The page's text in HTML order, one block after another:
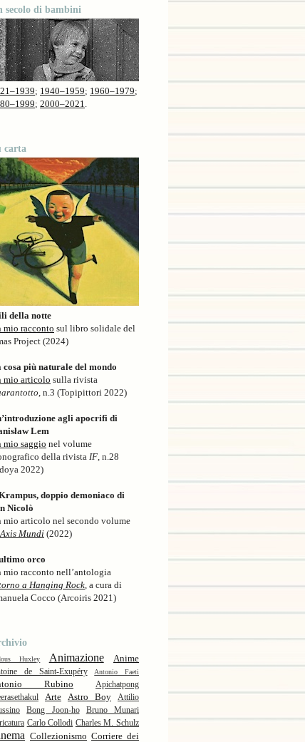
secolo di bambini
; 1940–1959; 1960–1979;
; 2000–2021
carta
della notte
mio racconto sul libro solidale del
Project (2024)
cosa più naturale del mondo
mio articolo sulla rivista
, n.3 (Topipittori 2022)
agli apocrifi di
Lem
mio saggio nel volume
della rivista IF , n.28
2022)
doppio demoniaco di
Nicolò
mio articolo nel secondo volume
Axis Mundi (2022)
orco
mio racconto nell’antologia
a Hanging Rock , a cura di
Cocco (Arcoiris 2021)
Huxley Animazione Anime
de Saint-Exupéry Antonio Faeti
Rubino
Apichatpong
Arte Astro Boy
Attilio
Bong Joon-ho
Bruno Munari
Carlo Collodi Charles M. Schulz
Collezionismo Corriere dei